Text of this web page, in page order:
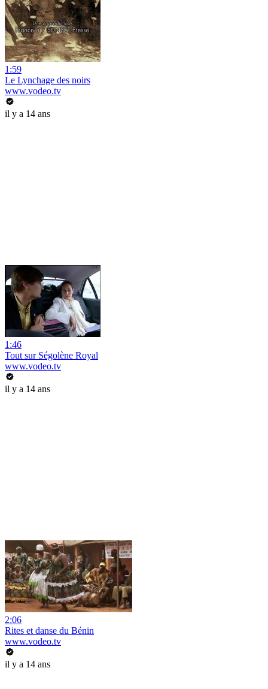
1:59
Le Lynchage des noirs
www.vodeo.tv
il y a 14 ans
1:46
Tout sur Ségolène Royal
www.vodeo.tv
il y a 14 ans
2:06
Rites et danse du Bénin
www.vodeo.tv
il y a 14 ans